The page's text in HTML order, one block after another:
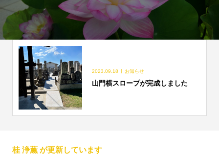
2023.09.18 お知らせ
山門横スロープが完成しました
桂 浄薫 が更新しています